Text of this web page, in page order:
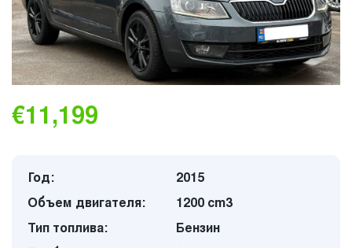
€11,199
Год:
2015
Объем двигателя:
1200 cm3
Тип топлива:
Бензин